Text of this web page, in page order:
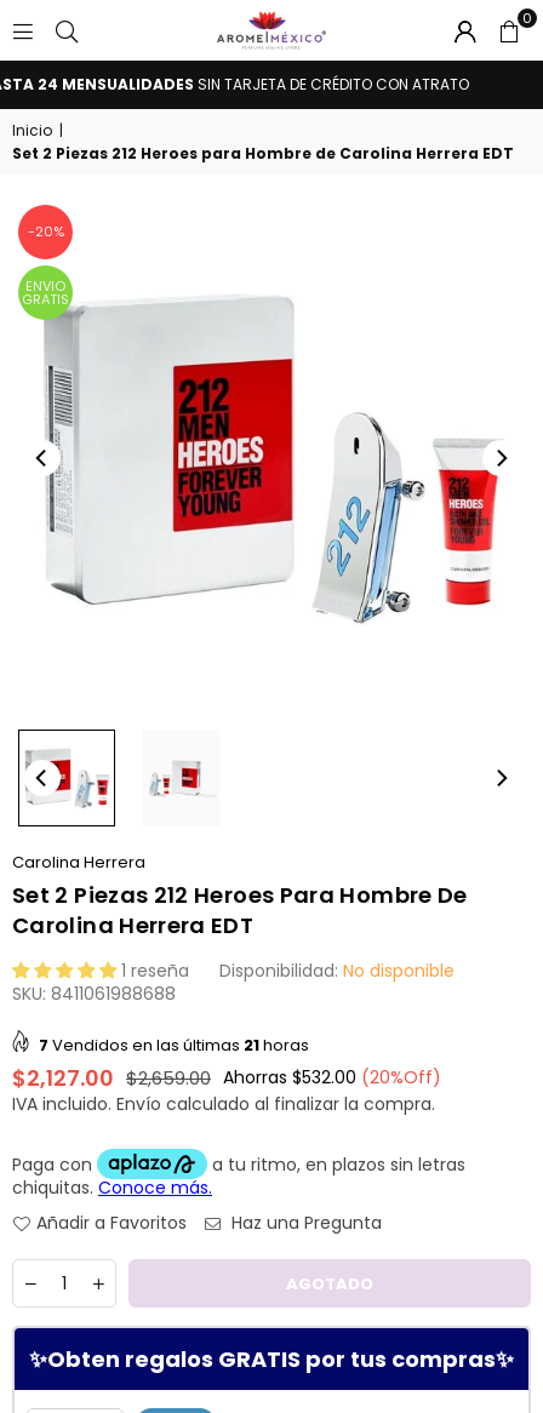
AROME
MÉXICO
0
24 MENSUALIDADESSIN TARJETA DE CRÉDITO CON ATRATO
Inicio |
Set 2 Piezas 212 Heroes para Hombre de Carolina Herrera EDT
-20%
ENVIO
GRATIS
Carolina Herrera
Set 2 Piezas 212 Heroes Para Hombre De
Carolina Herrera EDT
1 reseña Disponibilidad: No disponible
SKU: 8411061988688
7 Vendidos en las últimas 21horas
Precio
habitual
$2,127.00 $2,659.00 Ahorras $532.00 (20%Off)
IVA incluido. Envío calculado al finalizar la compra.
Añadir a Favoritos
Haz una Pregunta
Cantidad
AGOTADO
✨Obten regalos GRATIS por tus compras✨